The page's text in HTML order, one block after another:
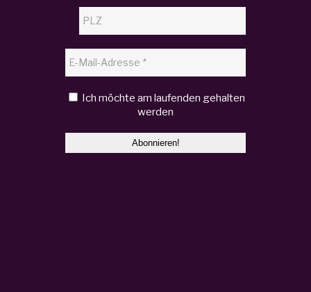
Ich möchte am laufenden gehalten
werden